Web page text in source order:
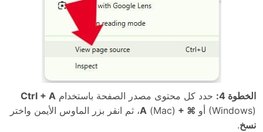
الخطوة 4: حدد كل محتوى مصدر الصفحة باستخدام Ctrl + A
(Windows) أو
⌘ + A (Mac)، ثم انقر بزر الماوس الأيمن واختر
نسخ.